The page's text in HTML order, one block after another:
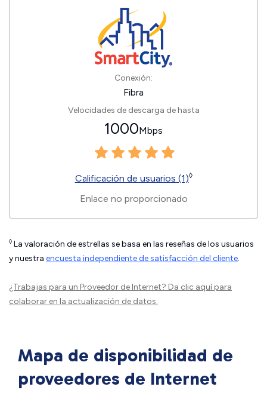
Conexión:
Fibra
Velocidades de descarga de hasta
1000Mbps
Calificación de usuarios (1)◊
Enlace no proporcionado
◊ La valoración de estrellas se basa en las reseñas de los usuarios
y nuestra encuesta independiente de satisfacción del cliente.
¿Trabajas para un Proveedor de Internet? Da clic aquípara
colaborar en la actualización de datos.
Mapa de disponibilidad de
proveedores de Internet